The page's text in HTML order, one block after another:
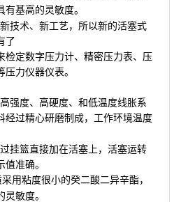
基高的灵敏度。
技术、新工艺，所以新的活塞式
了
检定数字压力计、精密压力表、压
力仪器仪表。
强度、高硬度、和低温度线胀系
经过精心研磨制成，工作环境温度
挂篮直接加在活塞上，活塞运转
准确。
用粘度很小的癸二酸二异辛酯，
敏度。